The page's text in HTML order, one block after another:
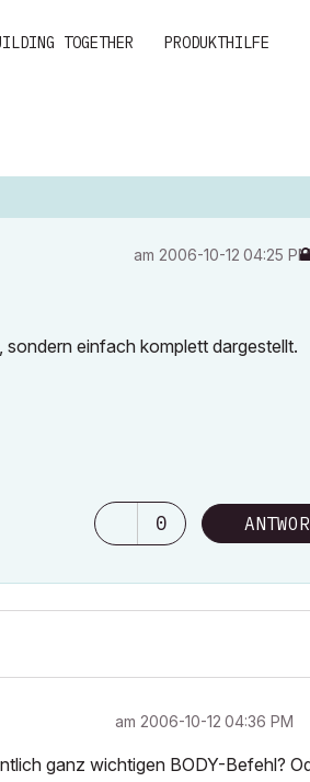
TOGETHER PRODUKTHILFE
am ‎2006-10-12 04:25 PM
einfach komplett dargestellt.
0
am ‎2006-10-12 04:36 PM
ganz wichtigen BODY-Befehl?